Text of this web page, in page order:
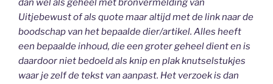
Uitjebewustof als quote maar altijd met de link naar de
boodschap van het bepaalde dier/artikel. Alles heeft
een bepaalde inhoud, die een groter geheel dient en is
daardoor niet bedoeld als knip en plak knutselstukjes
waar je zelf de tekst van aanpast. Het verzoek is dan